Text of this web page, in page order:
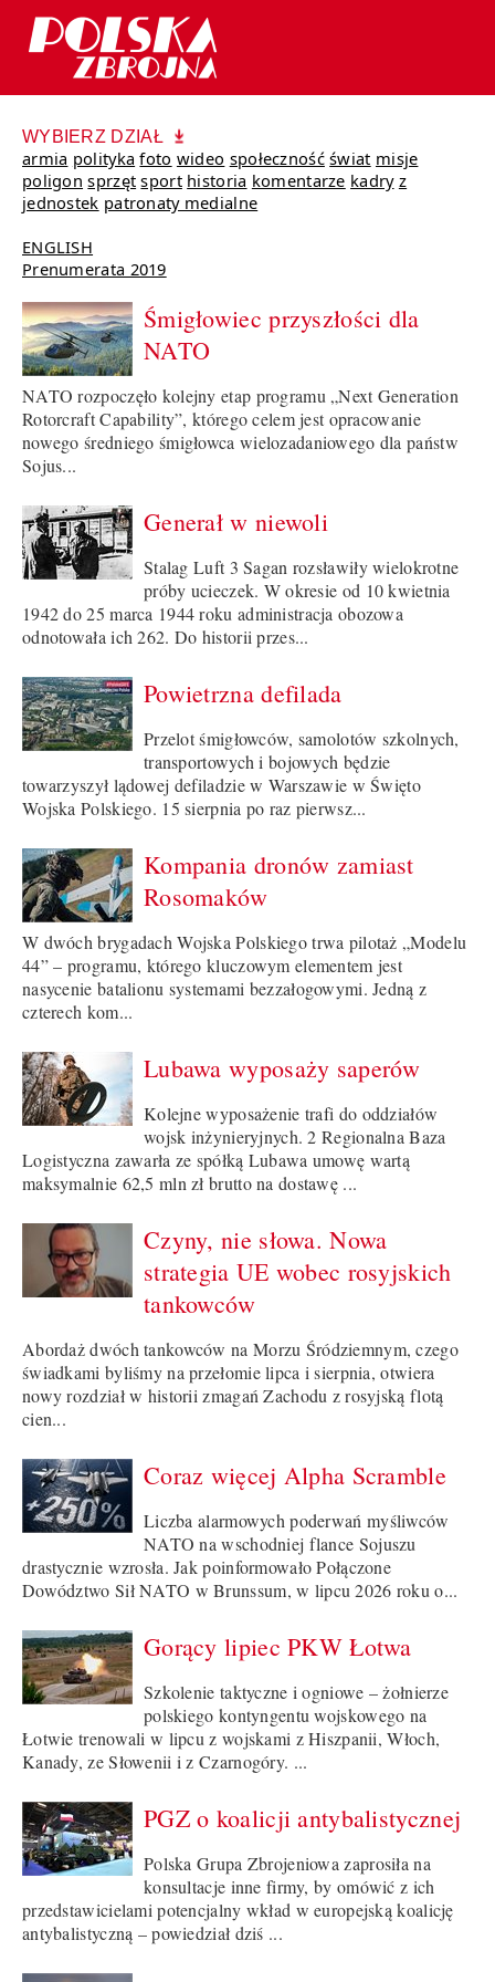
WYBIERZ DZIAŁ
armia polityka foto wideo społeczność świat misje
poligon sprzęt sport historia komentarze kadry z
jednostek patronaty medialne
ENGLISH
Prenumerata 2019
Śmigłowiec przyszłości dla
NATO
NATO rozpoczęło kolejny etap programu „Next Generation
Rotorcraft Capability”, którego celem jest opracowanie
nowego średniego śmigłowca wielozadaniowego dla państw
Sojus...
Generał w niewoli
Stalag Luft 3 Sagan rozsławiły wielokrotne
próby ucieczek. W okresie od 10 kwietnia
1942 do 25 marca 1944 roku administracja obozowa
odnotowała ich 262. Do historii przes...
Powietrzna defilada
Przelot śmigłowców, samolotów szkolnych,
transportowych i bojowych będzie
towarzyszył lądowej defiladzie w Warszawie w Święto
Wojska Polskiego. 15 sierpnia po raz pierwsz...
Kompania dronów zamiast
Rosomaków
W dwóch brygadach Wojska Polskiego trwa pilotaż „Modelu
44” – programu, którego kluczowym elementem jest
nasycenie batalionu systemami bezzałogowymi. Jedną z
czterech kom...
Lubawa wyposaży saperów
Kolejne wyposażenie trafi do oddziałów
wojsk inżynieryjnych. 2 Regionalna Baza
Logistyczna zawarła ze spółką Lubawa umowę wartą
maksymalnie 62,5 mln zł brutto na dostawę ...
Czyny, nie słowa. Nowa
strategia UE wobec rosyjskich
tankowców
Abordaż dwóch tankowców na Morzu Śródziemnym, czego
świadkami byliśmy na przełomie lipca i sierpnia, otwiera
nowy rozdział w historii zmagań Zachodu z rosyjską flotą
cien...
Coraz więcej Alpha Scramble
Liczba alarmowych poderwań myśliwców
NATO na wschodniej flance Sojuszu
drastycznie wzrosła. Jak poinformowało Połączone
Dowództwo Sił NATO w Brunssum, w lipcu 2026 roku o...
Gorący lipiec PKW Łotwa
Szkolenie taktyczne i ogniowe – żołnierze
polskiego kontyngentu wojskowego na
Łotwie trenowali w lipcu z wojskami z Hiszpanii, Włoch,
Kanady, ze Słowenii i z Czarnogóry. ...
PGZ o koalicji antybalistycznej
Polska Grupa Zbrojeniowa zaprosiła na
konsultacje inne firmy, by omówić z ich
przedstawicielami potencjalny wkład w europejską koalicję
antybalistyczną – powiedział dziś ...